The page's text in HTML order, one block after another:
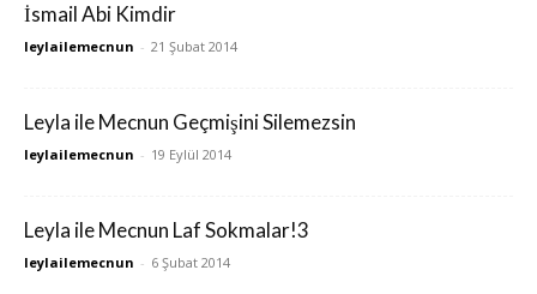
İsmail Abi Kimdir
leylailemecnun - 21 Şubat 2014
Leyla ile Mecnun Geçmişini Silemezsin
leylailemecnun - 19 Eylül 2014
Leyla ile Mecnun Laf Sokmalar!3
leylailemecnun - 6 Şubat 2014